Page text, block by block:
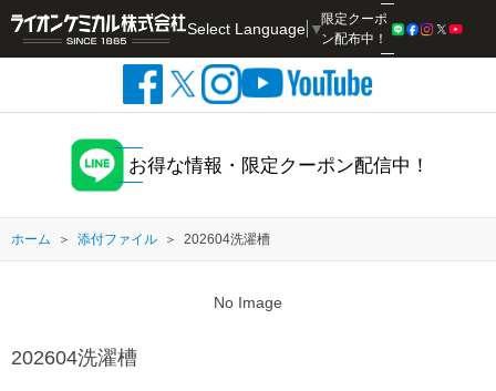
Select Language ▼
限定クーポ
ン配布中！
お得な情報・限定クーポン配信中！
ホーム 添付ファイル 202604洗濯槽
No Image
202604洗濯槽
検索